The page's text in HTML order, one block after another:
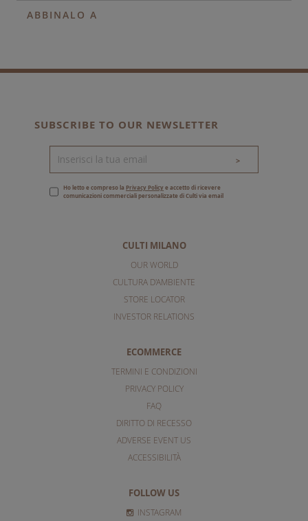
ABBINALO A
CULTI MILANO
OUR WORLD
CULTURA D'AMBIENTE
STORE LOCATOR
INVESTOR RELATIONS
ECOMMERCE
TERMINI E CONDIZIONI
PRIVACY POLICY
FAQ
DIRITTO DI RECESSO
ADVERSE EVENT US
ACCESSIBILITÀ
FOLLOW US
INSTAGRAM
SUBSCRIBE TO OUR NEWSLETTER
>
Ho letto e compreso la Privacy Policye accetto di ricevere
comunicazioni commerciali personalizzate di Culti via email